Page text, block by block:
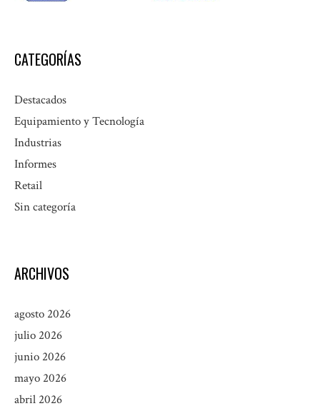
CATEGORÍAS
Destacados
Equipamiento y Tecnología
Industrias
Informes
Retail
Sin categoría
ARCHIVOS
agosto 2026
julio 2026
junio 2026
mayo 2026
abril 2026